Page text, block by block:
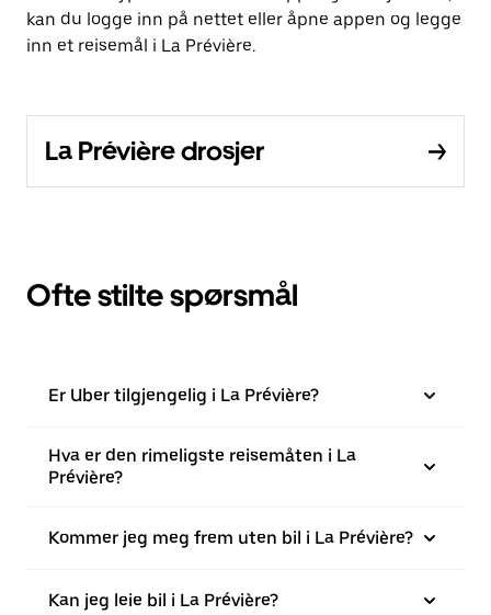
kan du logge inn på nettet eller åpne appen og legge
inn et reisemål i La Prévière.
La Prévière drosjer
Ofte stilte spørsmål
Er Uber tilgjengelig i La Prévière?
Hva er den rimeligste reisemåten i La
Prévière?
Kommer jeg meg frem uten bil i La Prévière?
Kan jeg leie bil i La Prévière?